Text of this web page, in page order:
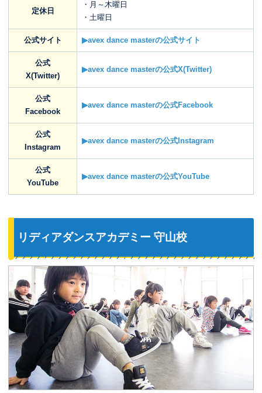
定休日
・月～木曜日
・土曜日
公式サイト ▶avex dance masterの公式サイト
公式
X(Twitter)
▶avex dance masterの公式X(Twitter)
公式
Facebook
▶avex dance masterの公式Facebook
公式
Instagram
▶avex dance masterの公式Instagram
公式
YouTube
▶avex dance masterの公式YouTube
リディアダンスアカデミー 守山校